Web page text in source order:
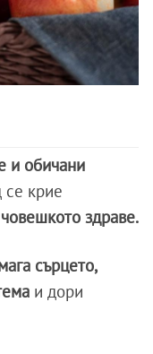
и обичани
се крие
здраве.
сърцето,
и дори